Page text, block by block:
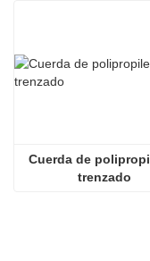
Cuerda de
trenzado